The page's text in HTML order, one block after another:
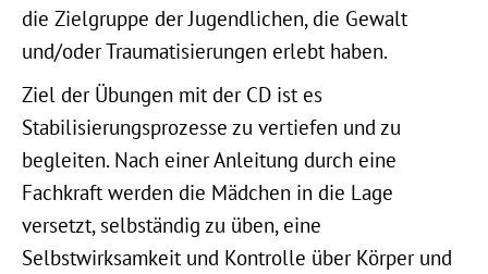
die Zielgruppe der Jugendlichen, die Gewalt
und/oder Traumatisierungen erlebt haben.
Ziel der Übungen mit der CD ist es
Stabilisierungsprozesse zu vertiefen und zu
begleiten. Nach einer Anleitung durch eine
Fachkraft werden die Mädchen in die Lage
versetzt, selbständig zu üben, eine
Selbstwirksamkeit und Kontrolle über Körper und